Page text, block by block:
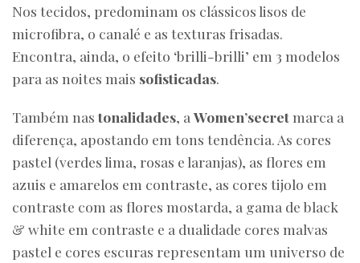
Nos tecidos, predominam os clássicos lisos de
microfibra, o canalé e as texturas frisadas.
Encontra, ainda, o efeito ‘brilli-brilli’ em 3 modelos
para as noites mais sofisticadas.
Também nastonalidades, a Women’secretmarca a
diferença, apostando em tons tendência. As cores
pastel (verdes lima, rosas e laranjas), as flores em
azuis e amarelos em contraste, as cores tijolo em
contraste com as flores mostarda, a gama de black
& white em contraste e a dualidade cores malvas
pastel e cores escuras representam um universo de